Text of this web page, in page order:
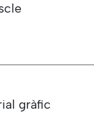
gràfic